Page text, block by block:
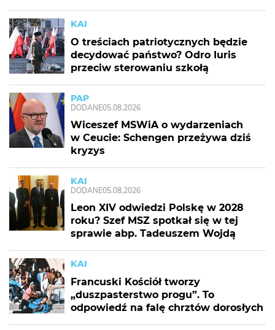
KAI
O treściach patriotycznych będzie
decydować państwo? Odro Iuris
przeciw sterowaniu szkołą
PAP
DODANE05.08.2026
Wiceszef MSWiA o wydarzeniach
w Ceucie: Schengen przeżywa dziś
kryzys
KAI
DODANE05.08.2026
Leon XIV odwiedzi Polskę w 2028
roku? Szef MSZ spotkał się w tej
sprawie abp. Tadeuszem Wojdą
KAI
Francuski Kościół tworzy
„duszpasterstwo progu”. To
odpowiedź na falę chrztów dorosłych